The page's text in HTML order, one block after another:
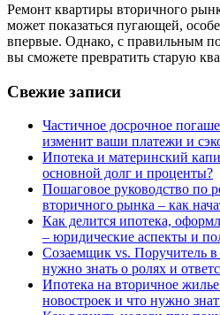
Ремонт квартиры вторичного
может показаться пугающей,
впервые. Однако, с правильным
вы сможете превратить старую
Свежие записи
Частичное досрочное
изменит ваши платежи и
Ипотека и материнский
основной долг и проценты?
Пошаговое руководство по
вторичного рынка – как
Как делится ипотека,
– юридические аспекты и
Созаемщик vs. Поручитель в
нужно знать о ролях и
Ипотека на вторичное
новостроек и что нужно